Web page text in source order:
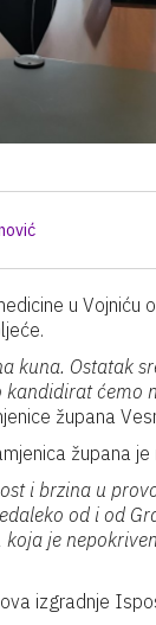
u Vojniću
kuna. Ostatak
ćemo
župana
župana je
i brzina u
od i od
je
izgradnje